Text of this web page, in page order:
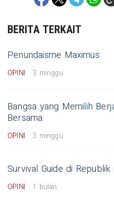
BERITA TERKAIT
Penundaisme Maximus
OPINI 3 minggu
Bangsa yang Memilih
Bersama
OPINI 3 minggu
Survival Guide di Republik
OPINI 1 bulan